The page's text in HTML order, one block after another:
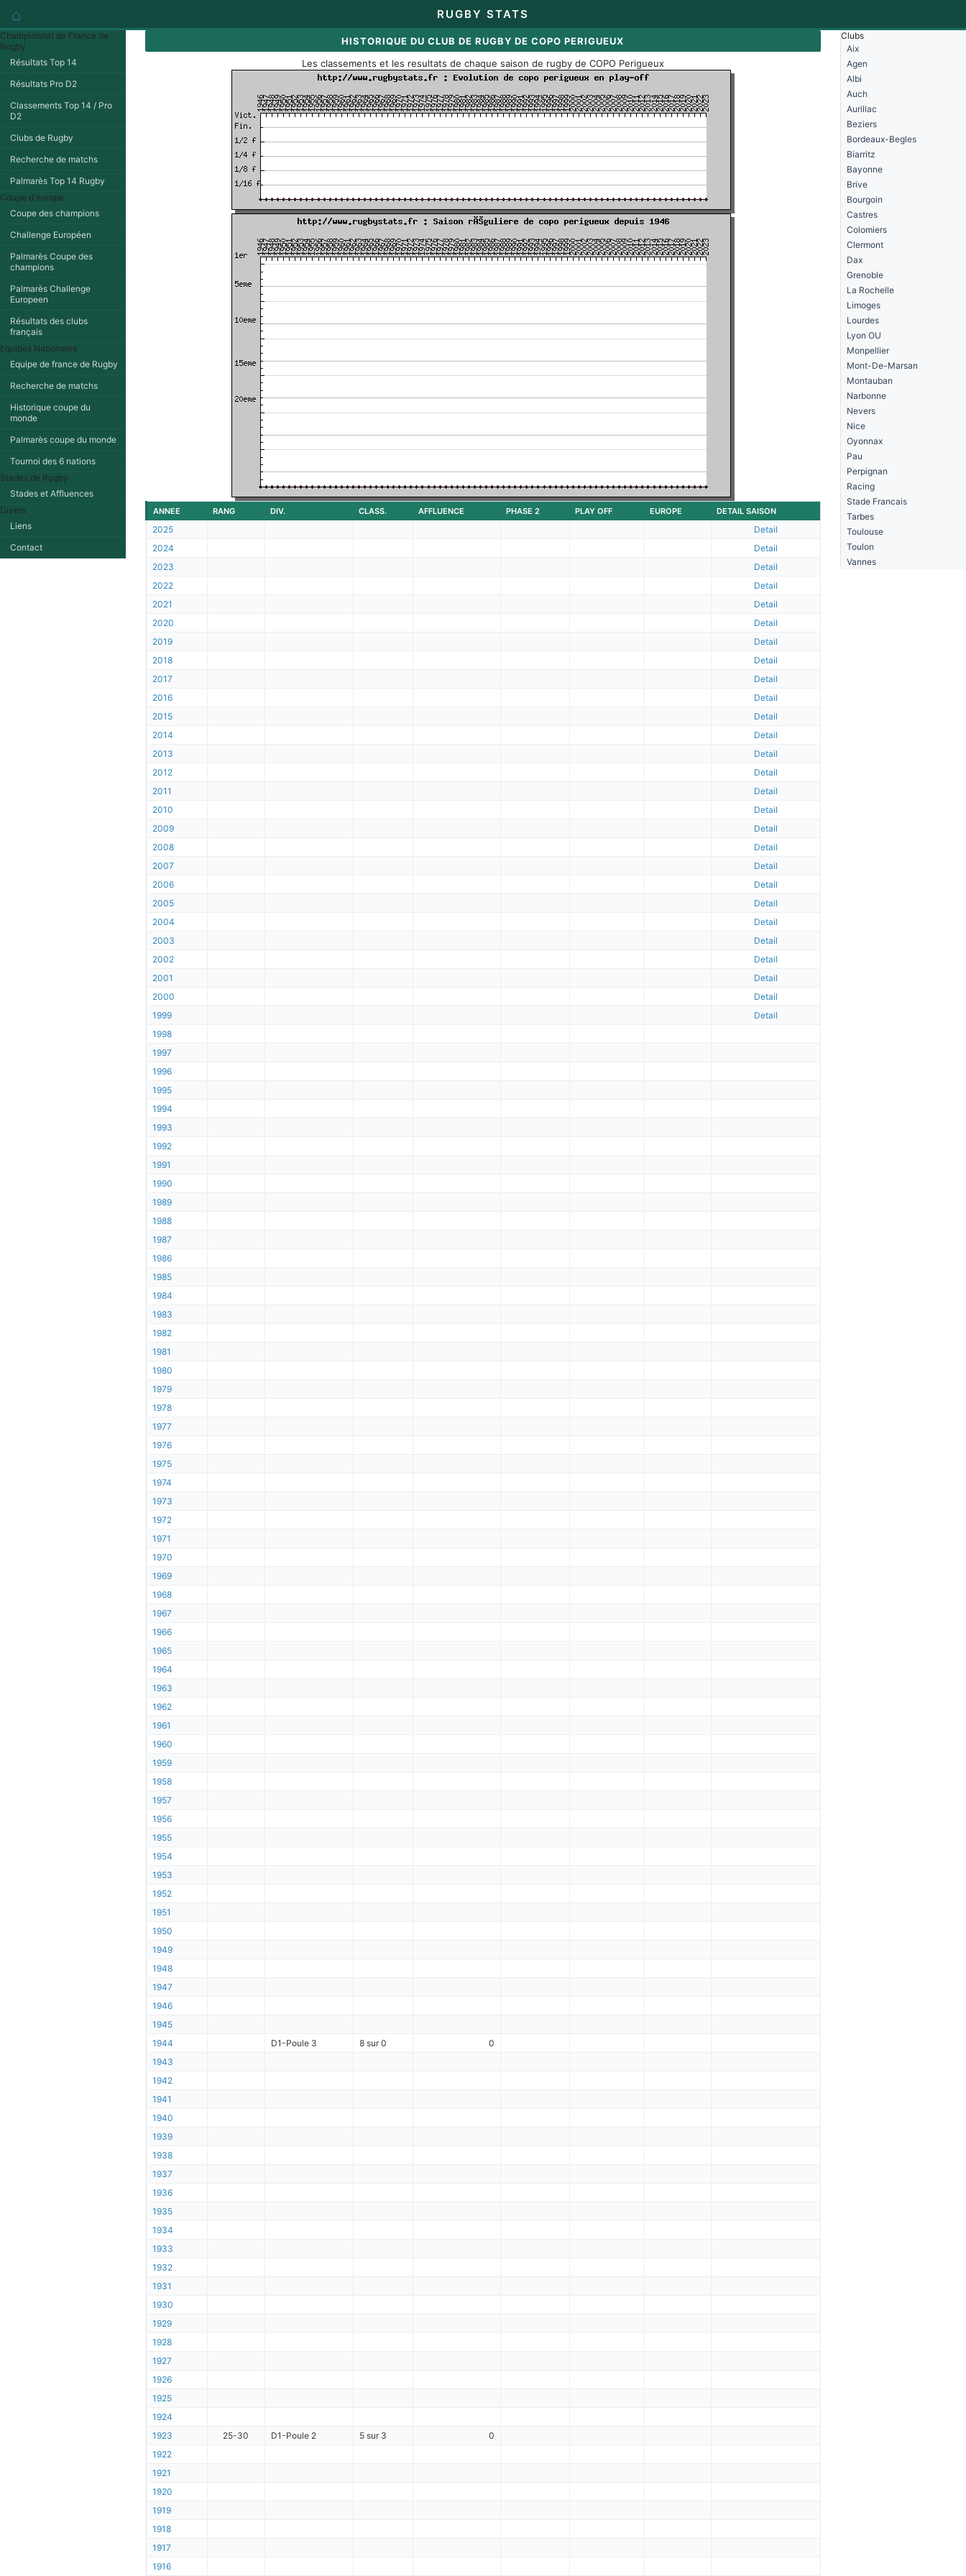
⌂ RUGBY STATS
Championnat de France de
Rugby
Résultats Top 14
Résultats Pro D2
Classements Top 14 / Pro
D2
Clubs de Rugby
Recherche de matchs
Palmarès Top 14 Rugby
Coupe d'europe
Coupe des champions
Challenge Européen
Palmarès Coupe des
champions
Palmarès Challenge
Europeen
Résultats des clubs
français
Equipes Nationales
Equipe de france de Rugby
Recherche de matchs
Historique coupe du
monde
Palmarès coupe du monde
Tournoi des 6 nations
Stades de Rugby
Stades et Affluences
Divers
Liens
Contact
HISTORIQUE DU CLUB DE RUGBY DE COPO PERIGUEUX
Les classements et les resultats de chaque saison de rugby de COPO Perigueux
ANNEE RANG DIV. CLASS. AFFLUENCE PHASE 2 PLAY OFF EUROPE DETAIL SAISON
2025
Detail
2024
Detail
2023
Detail
2022
Detail
2021
Detail
2020
Detail
2019
Detail
2018
Detail
2017
Detail
2016
Detail
2015
Detail
2014
Detail
2013
Detail
2012
Detail
2011
Detail
2010
Detail
2009
Detail
2008
Detail
2007
Detail
2006
Detail
2005
Detail
2004
Detail
2003
Detail
2002
Detail
2001
Detail
2000
Detail
1999
Detail
1998
1997
1996
1995
1994
1993
1992
1991
1990
1989
1988
1987
1986
1985
1984
1983
1982
1981
1980
1979
1978
1977
1976
1975
1974
1973
1972
1971
1970
1969
1968
1967
1966
1965
1964
1963
1962
1961
1960
1959
1958
1957
1956
1955
1954
1953
1952
1951
1950
1949
1948
1947
1946
1945
1944
D1-Poule 3 8 sur 0
0
1943
1942
1941
1940
1939
1938
1937
1936
1935
1934
1933
1932
1931
1930
1929
1928
1927
1926
1925
1924
1923
25-30 D1-Poule 2 5 sur 3
0
1922
1921
1920
1919
1918
1917
1916
Clubs
Aix
Agen
Albi
Auch
Aurillac
Beziers
Bordeaux-Begles
Biarritz
Bayonne
Brive
Bourgoin
Castres
Colomiers
Clermont
Dax
Grenoble
La Rochelle
Limoges
Lourdes
Lyon OU
Monpellier
Mont-De-Marsan
Montauban
Narbonne
Nevers
Nice
Oyonnax
Pau
Perpignan
Racing
Stade Francais
Tarbes
Toulouse
Toulon
Vannes